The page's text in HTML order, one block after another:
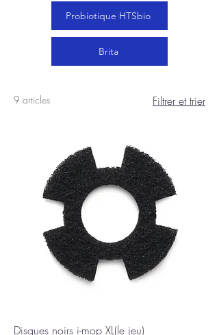
Probiotique HTSbio
Brita
9 articles Filtrer et trier
Disques noirs i-mop XL(le jeu)